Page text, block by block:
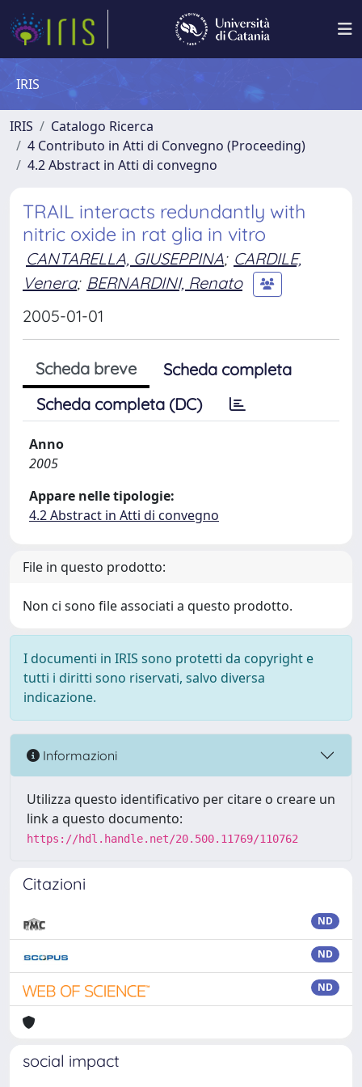
IRIS
IRIS
Catalogo Ricerca
4 Contributo in Atti di Convegno (Proceeding)
4.2 Abstract in Atti di convegno
TRAIL interacts redundantly with
nitric oxide in rat glia in vitro
CANTARELLA, GIUSEPPINA; CARDILE,
Venera; BERNARDINI, Renato
2005-01-01
Scheda breve
Scheda completa
Scheda completa (DC)
Anno
2005
Appare nelle tipologie:
4.2 Abstract in Atti di convegno
File in questo prodotto:
Non ci sono file associati a questo prodotto.
I documenti in IRIS sono protetti da copyright e
tutti i diritti sono riservati, salvo diversa
indicazione.
Informazioni
Utilizza questo identificativo per citare o creare un
link a questo documento:
https://hdl.handle.net/20.500.11769/110762
Citazioni
ND
ND
ND
social impact